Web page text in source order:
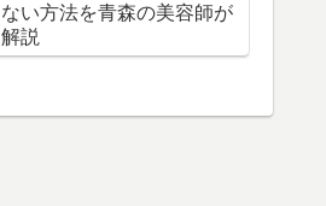
ない方法を青森の美容師が
解説